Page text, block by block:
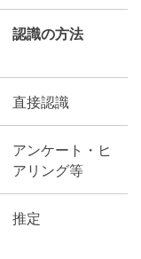
認識の方法
直接認識
アンケート・ヒ
アリング等
推定